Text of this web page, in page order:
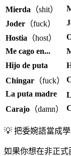
Mierda （shit）
Joder （fuck）
Hostia （host）
Me cago en...
Hijo de puta
Chingar （fuck）
La puta madre
Carajo （damn）
💡 把委婉語當成
如果你想在非正